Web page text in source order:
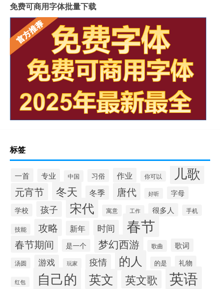
免费可商用字体批量下载
标签
一首 专业 中国 习俗 作业 你可以 儿歌
元宵节 冬天 冬季 唐代 好听
字母
学校
孩子 宋代 寓意 工作 很多人 手机
技能 攻略 新年 时间 春节
春节期间 是一个 梦幻西游 歌曲 歌词
汤圆 游戏 玩家 疫情 的人 的是 礼物
红包 自己的 英文 英文歌 英语